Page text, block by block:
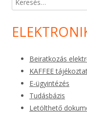
Beiratkozás
KAFFEE
E-ügyintézés
Tudásbázis
Letölthető